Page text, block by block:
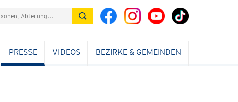
PRESSE VIDEOS BEZIRKE & GEMEINDEN